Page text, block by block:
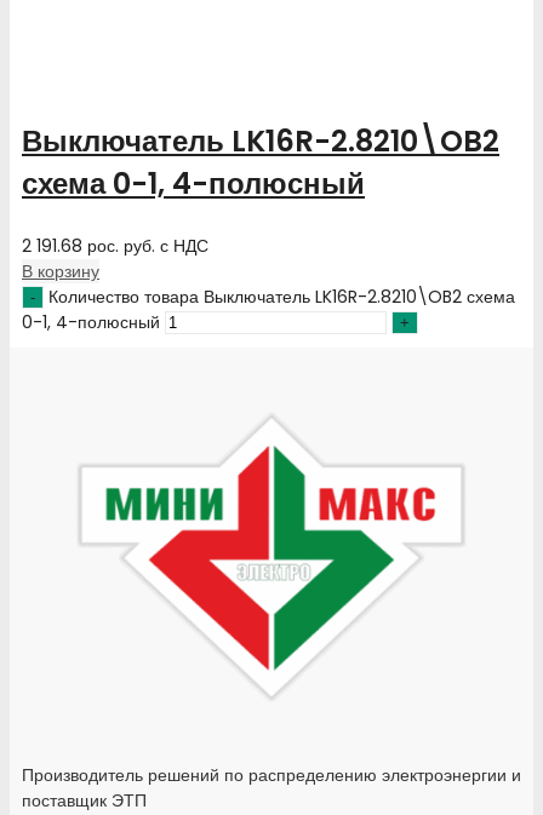
Выключатель LK16R-2.8210\OB2
схема 0-1, 4-полюсный
2 191.68 рос. руб. с НДС
В корзину
Количество товара Выключатель LK16R-2.8210\OB2 схема
0-1, 4-полюсный
Производитель решений по распределению электроэнергии и
поставщик ЭТП